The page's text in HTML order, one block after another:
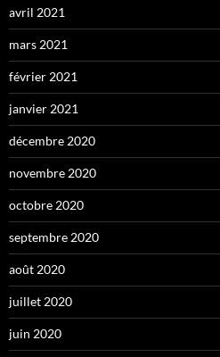
avril 2021
mars 2021
février 2021
janvier 2021
décembre 2020
novembre 2020
octobre 2020
septembre 2020
août 2020
juillet 2020
juin 2020